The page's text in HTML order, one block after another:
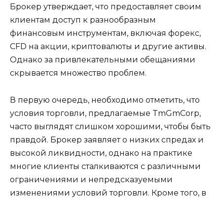
Брокер утверждает, что предоставляет своим
клиентам доступ к разнообразным
финансовым инструментам, включая форекс,
CFD на акции, криптовалюты и другие активы.
Однако за привлекательными обещаниями
скрывается множество проблем.
В первую очередь, необходимо отметить, что
условия торговли, предлагаемые TmGmCorp,
часто выглядят слишком хорошими, чтобы быть
правдой. Брокер заявляет о низких спредах и
высокой ликвидности, однако на практике
многие клиенты сталкиваются с различными
ограничениями и непредсказуемыми
изменениями условий торговли. Кроме того, в